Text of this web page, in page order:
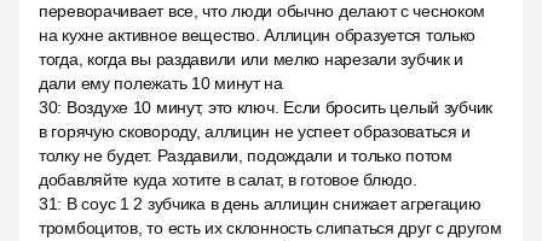
переворачивает все, что люди обычно делают с чесноком
на кухне активное вещество. Аллицин образуется только
тогда, когда вы раздавили или мелко нарезали зубчик и
дали ему полежать 10 минут на
30: Воздухе 10 минут, это ключ. Если бросить целый зубчик
в горячую сковороду, аллицин не успеет образоваться и
толку не будет. Раздавили, подождали и только потом
добавляйте куда хотите в салат, в готовое блюдо.
31: В соус 1 2 зубчика в день аллицин снижает агрегацию
тромбоцитов, то есть их склонность слипаться друг с другом